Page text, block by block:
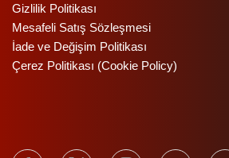
Gizlilik Politikası
Mesafeli Satış Sözleşmesi
İade ve Değişim Politikası
Çerez Politikası (Cookie Policy)